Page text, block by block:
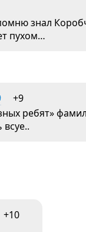
знал
пухом…
+9
ребят»
+10